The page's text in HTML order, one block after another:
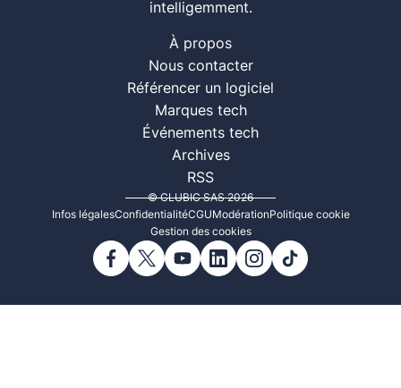
intelligemment.
À propos
Nous contacter
Référencer un logiciel
Marques tech
Événements tech
Archives
RSS
© CLUBIC SAS 2026
Infos légalesConfidentialitéCGUModérationPolitique cookie
Gestion des cookies